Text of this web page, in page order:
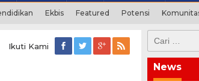
Ekbis Featured Potensi
Ikuti Kami
untuk:
News